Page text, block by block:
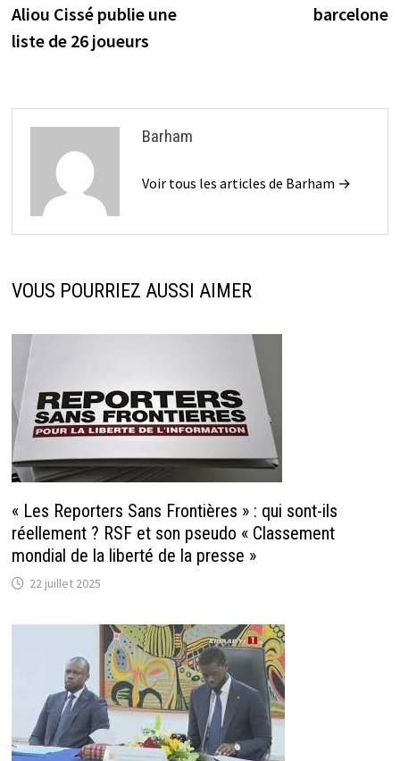
l’article
Aliou Cissé publie une
liste de 26 joueurs
barcelone
Barham
Voir tous les articles de Barham →
VOUS POURRIEZ AUSSI AIMER
« Les Reporters Sans Frontières » : qui sont-ils
réellement ? RSF et son pseudo « Classement
mondial de la liberté de la presse »
22 juillet 2025